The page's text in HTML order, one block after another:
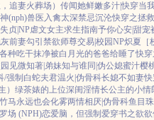
追妻火葬场） 传闻她鲜嫩多汁|快穿当
(nph)兽医 入禽太深禁忌沉沦快穿之拯
失贞|NP虐文女主求生指南予你心安|甜宠
前妻勾引禁欲师尊交易|校园NP炽夏［
种吃干抹净被白月光的爸爸给睡了快
见微知著|弟妹知与谁同|伪公媳蜜汁樱
/强制 白蛇夫君温火|伪骨科长媳不如妻快
） 绿茶婊的上位深闺淫情长公主的小情
马永远也会化雾两情相厌|伪骨科鱼目
场 (NPH)恋爱脑，但强制爱穿书之欲欲